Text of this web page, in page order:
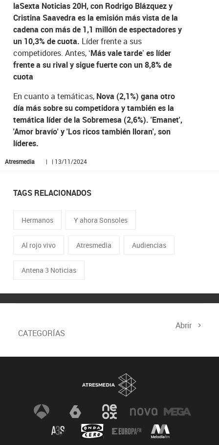
laSexta Noticias 20H, con Rodrigo Blázquez y
Cristina Saavedra es la emisión más vista de la
cadena con más de 1,1 millón de espectadores y
un 10,3% de cuota. Líder frente a sus
competidores. Antes, ‘Más vale tarde’ es líder
frente a su rival y sigue fuerte con un 8,8% de
cuota
En cuanto a temáticas, Nova (2,1%) gana otro
día más sobre su competidora y también es la
temática líder de la Sobremesa (2,6%). 'Emanet',
'Amor bravío' y 'Los ricos también lloran', son
líderes.
Atresmedia | | 13/11/2024
TAGS RELACIONADOS
Hermanos Y ahora Sonsoles
Al rojo vivo Atresmedia Audiencias
Antena 3 Noticias
CATEGORÍAS
Abrir